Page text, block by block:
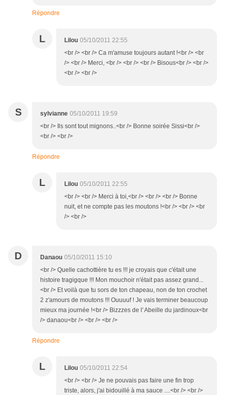
Répondre
L Lilou 05/10/2011 22:55
<br /> <br /> Ca m'amuse toujours autant !<br /> <br
/> <br /> Merci, <br /> <br /> <br /> Bisous<br /> <br />
<br /> <br />
S sylvianne 05/10/2011 19:59
<br /> Ils sont tout mignons..<br /> Bonne soirée Sissi<br />
<br /> <br />
Répondre
L Lilou 05/10/2011 22:55
<br /> <br /> Merci à toi,<br /> <br /> <br /> Bonne
nuit, et ne compte pas les moutons !<br /> <br /> <br
/> <br />
D Danaou 05/10/2011 15:10
<br /> Quelle cachottière tu es !!! je croyais que c'était une
histoire tragigque !!! Mon mouchoir n'était pas assez grand...
<br /> Et voilà que tu sors de ton chapeau, non de ton crochet
2 z'amours de moutons !!! Ouuuuf ! Je vais terminer beaucoup
mieux ma journée !<br /> Bizzzes de l' Abeille du jardinoux<br
/> danaou<br /> <br /> <br />
Répondre
L Lilou 05/10/2011 22:54
<br /> <br /> Je ne pouvais pas faire une fin trop
triste, alors, j'ai bidouillé à ma sauce ....<br /> <br />